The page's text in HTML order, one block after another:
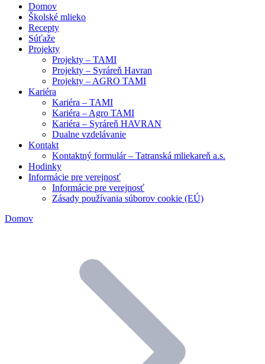
Domov
Školské mlieko
Recepty
Súťaže
Projekty
Projekty – TAMI
Projekty – Syráreň Havran
Projekty – AGRO TAMI
Kariéra
Kariéra – TAMI
Kariéra – Agro TAMI
Kariéra – Syráreň HAVRAN
Dualne vzdelávanie
Kontakt
Kontaktný formulár – Tatranská mliekareň a.s.
Hodinky
Informácie pre verejnosť
Informácie pre verejnosť
Zásady používania súborov cookie (EÚ)
Domov